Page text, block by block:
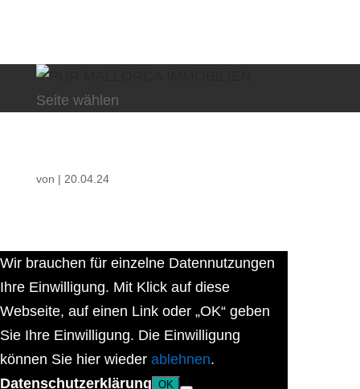
Seite wählen
von | 20.04.24
Wir brauchen für einzelne Datennutzungen
Ihre Einwilligung. Mit Klick auf diese
Webseite, auf einen Link oder „OK“ geben
Sie Ihre Einwilligung. Die Einwilligung
können Sie hier wieder ablehnen.
Datenschutzerklärung OK